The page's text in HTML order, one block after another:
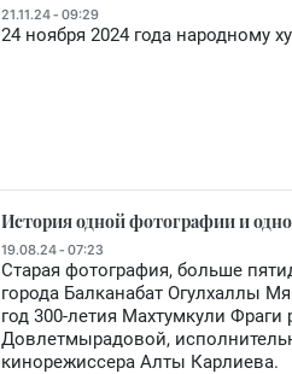
21.11.24 - 09:29
24 ноября 2024 года народному
История одной фотографии и
19.08.24 - 07:23
Старая фотография, больше
города Балканабат Огулхаллы
год 300-летия Махтумкули
Довлетмырадовой,
кинорежиссера Алты Карлиева.